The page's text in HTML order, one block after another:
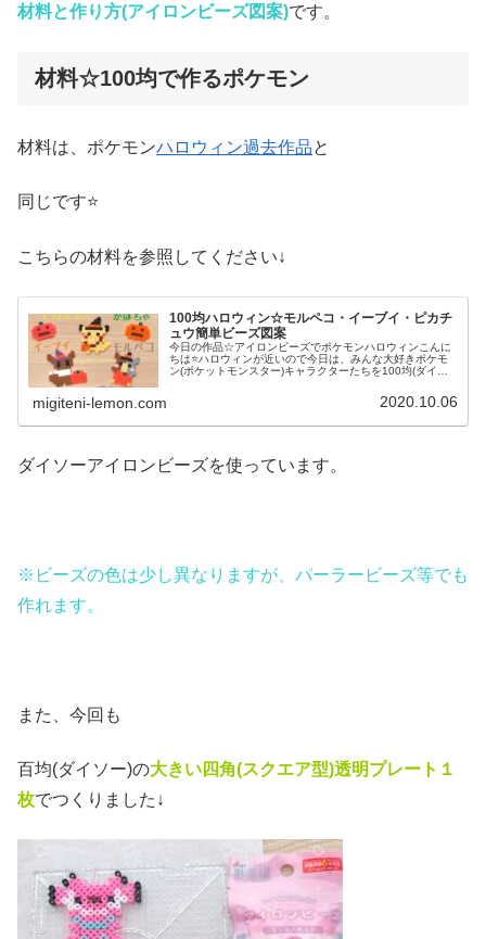
材料と作り方(アイロンビーズ図案)です。
材料☆100均で作るポケモン
材料は、ポケモンハロウィン過去作品と
同じです⭐
こちらの材料を参照してください↓
100均ハロウィン☆モルペコ・イーブイ・ピカチ
ュウ簡単ビーズ図案
今日の作品☆アイロンビーズでポケモンハロウィンこんに
ちは⭐ハロウィンが近いので今日は、みんな大好きポケモ
ン(ポケットモンスター)キャラクターたちを100均(ダイソ
migiteni-lemon.com 2020.10.06
ダイソーアイロンビーズを使っています。
※ビーズの色は少し異なりますが、パーラービーズ等でも
作れます。
また、今回も
百均(ダイソー)の大きい四角(スクエア型)透明プレート１
枚でつくりました↓